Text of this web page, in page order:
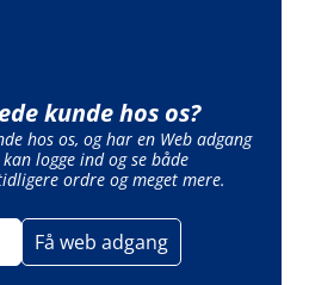
kunde hos os?
hos os, og har en Web adgang
logge ind og se både
ordre og meget mere.
Få web adgang